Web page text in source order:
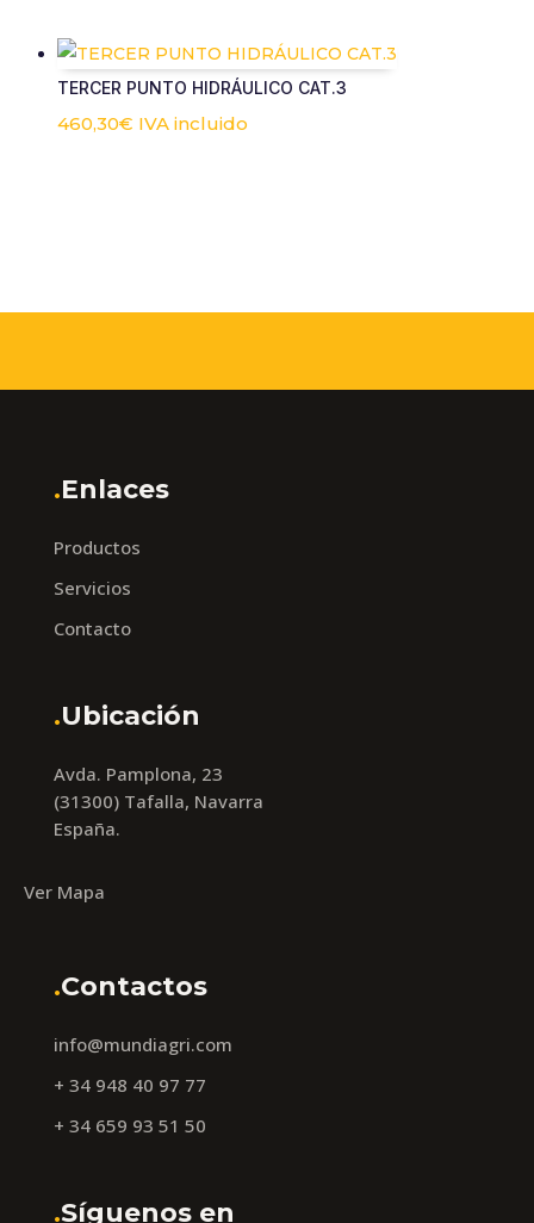
TERCER PUNTO HIDRÁULICO CAT.3
460,30€ IVA incluido
.Enlaces
Productos
Servicios
Contacto
.Ubicación
Avda. Pamplona, 23
(31300) Tafalla, Navarra
España.
Ver Mapa
.Contactos
info@mundiagri.com
+ 34 948 40 97 77
+ 34 659 93 51 50
.Síguenos en